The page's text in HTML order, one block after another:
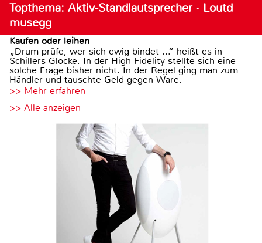
Topthema: Aktiv-Standlautsprecher · Loutd
musegg
Kaufen oder leihen
„Drum prüfe, wer sich ewig bindet ...“ heißt es in
Schillers Glocke. In der High Fidelity stellte sich eine
solche Frage bisher nicht. In der Regel ging man zum
Händler und tauschte Geld gegen Ware.
>> Mehr erfahren
>> Alle anzeigen